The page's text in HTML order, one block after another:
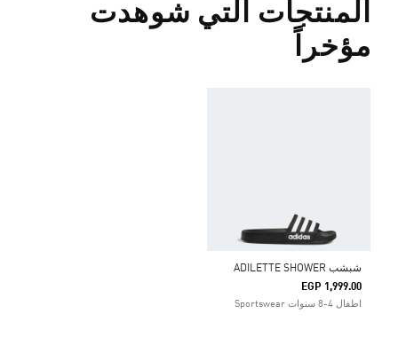
المنتجات التي شوهدت
مؤخراً
شبشب ADILETTE SHOWER
EGP 1,999.00
اطفال 4-8 سنوات Sportswear